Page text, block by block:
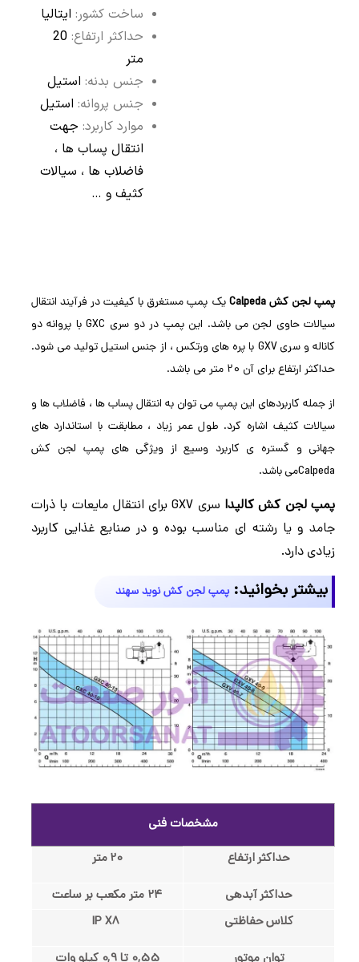
ساخت کشور:ایتالیا
حداکثر ارتفاع: 20
جنس بدنه:استیل
جنس پروانه:استیل
موارد کاربرد:جهت
انتقال پساب ها ،
فاضلاب ها ، سیالات
کثیف و …
پمپ لجن کش Calpeda
یک پمپ مستغرق با کیفیت در فرآیند انتقال
سیالات حاوی لجن می باشد. این پمپ در دو سری GXC با پروانه دو
کاناله و سری GXV با پره های ورتکس ، از جنس استیل تولید می شود.
حداکثر ارتفاع برای آن 20 متر می باشد.
از جمله کاربردهای این پمپ می توان به انتقال پساب ها ، فاضلاب ها و
سیالات کثیف اشاره کرد. طول عمر زیاد ، مطابقت با استاندارد های
جهانی و گستره ی کاربرد وسیع از ویژگی های پمپ لجن کش
Calpedaمی باشد.
پمپ لجن کش کالپدا
سری GXV برای انتقال مایعات با ذرات
جامد و یا رشته ای مناسب بوده و در صنایع غذایی کاربرد
زیادی دارد.
بیشتر بخوانید:پمپ لجن کش نوید سهند
مشخصات فنی
حداکثر ارتفاع
حداکثر آبدهی
کلاس حفاظتی